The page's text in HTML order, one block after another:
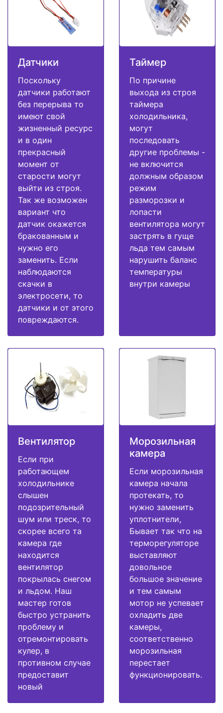
Датчики
Поскольку
датчики работают
без перерыва то
имеют свой
жизненный ресурс
и в один
прекрасный
момент от
старости могут
выйти из строя.
Так же возможен
вариант что
датчик окажется
бракованным и
нужно его
заменить. Если
наблюдаются
скачки в
электросети, то
датчики и от этого
повреждаются.
Таймер
По причине
выхода из строя
таймера
холодильника,
могут
последовать
другие проблемы -
не включится
должным образом
режим
разморозки и
лопасти
вентилятора могут
застрять в гуще
льда тем самым
нарушить баланс
температуры
внутри камеры
Вентилятор
Если при
работающем
холодильнике
слышен
подозрительный
шум или треск, то
скорее всего та
камера где
находится
вентилятор
покрылась снегом
и льдом. Наш
мастер готов
быстро устранить
проблему и
отремонтировать
кулер, в
противном случае
предоставит
новый
Морозильная
камера
Если морозильная
камера начала
протекать, то
нужно заменить
уплотнители,
Бывает так что на
терморегуляторе
выставляют
довольное
большое значение
и тем самым
мотор не успевает
охладить две
камеры,
соответственно
морозильная
перестает
функционировать.